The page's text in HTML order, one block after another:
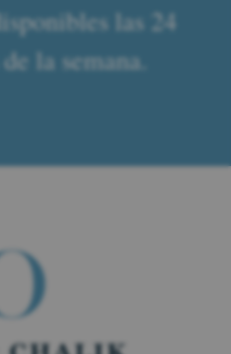
las 24
la semana.